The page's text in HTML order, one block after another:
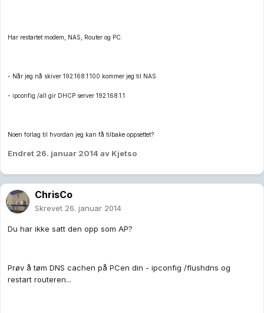
Har restartet modem, NAS, Router og PC.
- Når jeg nå skiver 192.168.1.100 kommer jeg til NAS
- ipconfig /all gir DHCP server 192.168.1.1
Noen forlag til hvordan jeg kan få tilbake oppsettet?
Endret 26. januar 2014 av Kjetso
ChrisCo
Skrevet 26. januar 2014
Du har ikke satt den opp som AP?
Prøv å tøm DNS cachen på PCen din - ipconfig /flushdns og
restart routeren...